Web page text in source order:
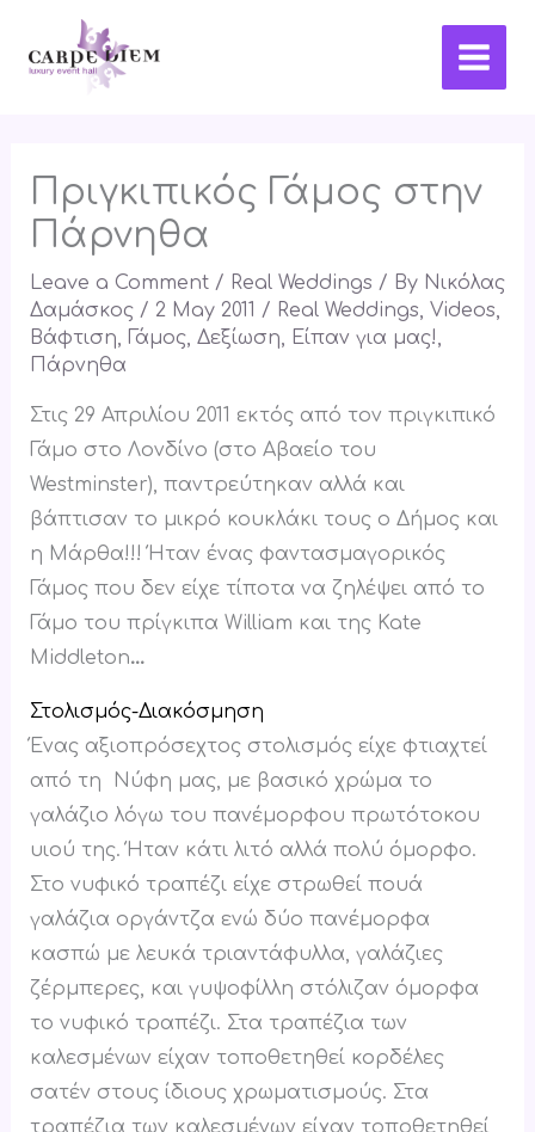
Main
Πριγκιπικός Γάμος στην
Πάρνηθα
Leave a Comment / Real Weddings / By Νικόλας
Δαμάσκος / 2 May 2011 / Real Weddings, Videos,
Βάφτιση, Γάμος, Δεξίωση, Είπαν για μας!,
Πάρνηθα
Στις 29 Απριλίου 2011 εκτός από τον πριγκιπικό
Γάμο στο Λονδίνο (στο Αβαείο του
Westminster), παντρεύτηκαν αλλά και
βάπτισαν το μικρό κουκλάκι τους o Δήμος και
η Μάρθα!!! Ήταν ένας φαντασμαγορικός
Γάμος που δεν είχε τίποτα να ζηλέψει από το
Γάμο του πρίγκιπα William και της Kate
Middleton…
Στολισμός-Διακόσμηση
Ένας αξιοπρόσεχτος στολισμός είχε φτιαχτεί
από τη Νύφη μας, με βασικό χρώμα το
γαλάζιο λόγω του πανέμορφου πρωτότοκου
υιού της. Ήταν κάτι λιτό αλλά πολύ όμορφο.
Στο νυφικό τραπέζι είχε στρωθεί πουά
γαλάζια οργάντζα ενώ δύο πανέμορφα
κασπώ με λευκά τριαντάφυλλα, γαλάζιες
ζέρμπερες, και γυψοφίλλη στόλιζαν όμορφα
το νυφικό τραπέζι. Στα τραπέζια των
καλεσμένων είχαν τοποθετηθεί κορδέλες
σατέν στους ίδιους χρωματισμούς. Στα
τραπέζια των καλεσμένων είχαν τοποθετηθεί